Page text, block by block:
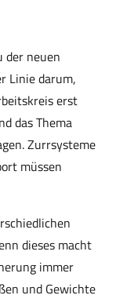
der neuen
Linie darum,
erst
das Thema
Zurrsysteme
müssen
dieses macht
immer
und Gewichte